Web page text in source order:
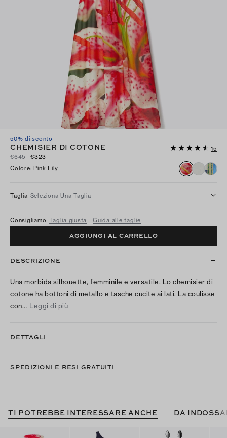
50% di sconto
CHEMISIER DI COTONE
15
€645
€323
Colore: Pink Lily
Taglia Seleziona Una Taglia
Consigliamo Taglia giusta Guida alle taglie
AGGIUNGI AL CARRELLO
DESCRIZIONE
Una morbida silhouette, femminile e versatile. Lo chemisier di
cotone ha bottoni di metallo e tasche cucite ai lati. La coulisse
con… Leggi di più
DETTAGLI
SPEDIZIONI E RESI GRATUITI
TI POTREBBE INTERESSARE ANCHE DA